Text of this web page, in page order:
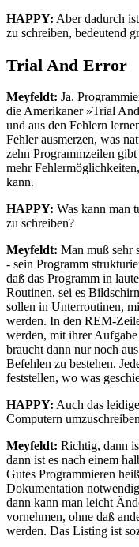
HAPPY: Aber dadurch
zu schreiben, bedeutend
Trial And Error
Meyfeldt: Ja.
die Amerikaner »Trial
und aus den Fehlern
Fehler ausmerzen, was
zehn Programmzeilen
mehr
kann.
HAPPY: Was kann man
zu schreiben?
Meyfeldt: Man muß sehr
- sein Programm
daß das Programm in
Routinen, sei es
sollen in Unterroutinen,
werden. In den REM-
werden, mit ihrer
braucht dann nur noch
Befehlen zu bestehen.
feststellen, wo was
HAPPY: Auch das
Computern
Meyfeldt: Richtig, dann
dann ist es nach einem
Gutes Programmieren
Dokumentation
dann kann man leicht
vornehmen, ohne daß
werden. Das Listing ist